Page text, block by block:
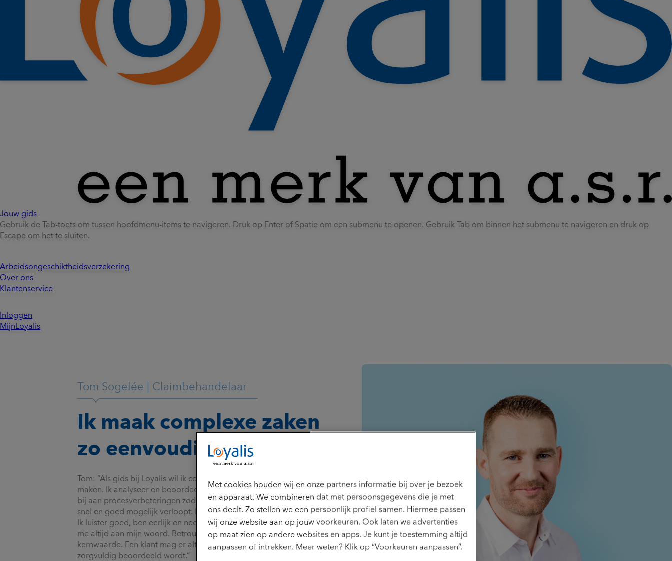
Jouw gids
Gebruik de Tab-toets om tussen hoofdmenu-items te navigeren. Druk op Enter of Spatie om een submenu te openen. Gebruik Tab om binnen het submenu te navigeren en druk op
Escape om het te sluiten.
Arbeidsongeschiktheidsverzekering
Over ons
Klantenservice
Inloggen
MijnLoyalis
Tom Sogelée | Claimbehandelaar
Ik maak complexe zaken
zo eenvoudig mogelijk
Tom: “Als gids bij Loyalis wil ik complexe zaken zo eenvoudig mogelijk
maken. Ik analyseer en beoordeel claimaanvragen. Ook draag ik actief
bij aan procesverbeteringen zodat het aanvragen van een uitkering zo
snel en goed mogelijk verloopt. Het liefst spreek ik klanten persoonlijk.
Ik luister goed, ben eerlijk en neem de tijd voor de klant. Ook houd ik
me altijd aan mijn woord. Betrouwbaarheid is een belangrijke
kernwaarde. Een klant mag er altijd op vertrouwen dat zijn aanvraag
zorgvuldig beoordeeld wordt.”
Met cookies houden wij en onze partners informatie bij over je bezoek
en apparaat. We combineren dat met persoonsgegevens die je met
ons deelt. Zo stellen we een persoonlijk profiel samen. Hiermee passen
wij onze website aan op jouw voorkeuren. Ook laten we advertenties
op maat zien op andere websites en apps. Je kunt je toestemming altijd
aanpassen of intrekken. Meer weten? Klik op “Voorkeuren aanpassen”.